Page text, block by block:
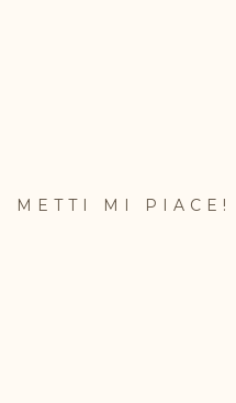
METTI MI PIACE!